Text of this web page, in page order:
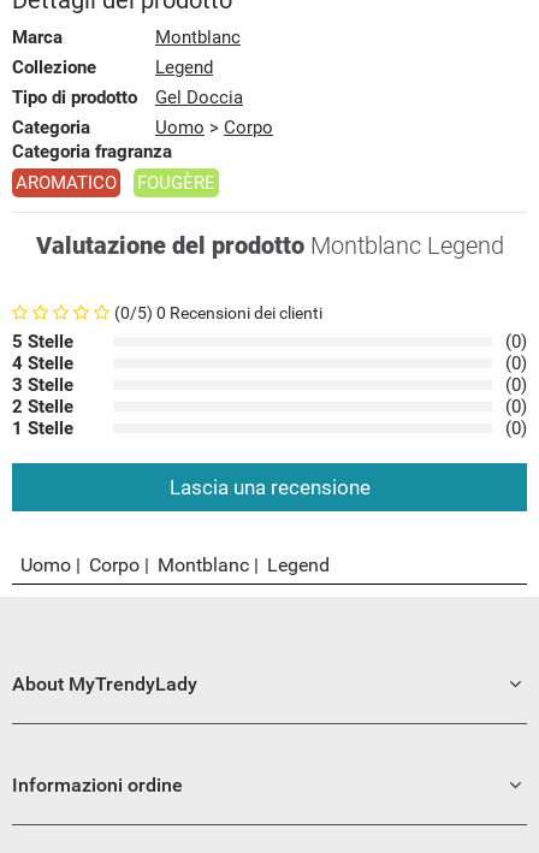
Marca
Montblanc
Collezione
Legend
Tipo di prodotto
Gel Doccia
Categoria
Uomo > Corpo
Categoria fragranza
AROMATICO
FOUGÈRE
Valutazione del prodotto Montblanc Legend
(0/5) 0 Recensioni dei clienti
5 Stelle
(0)
4 Stelle
(0)
3 Stelle
(0)
2 Stelle
(0)
1 Stelle
(0)
Lascia una recensione
Uomo Corpo Montblanc Legend
About MyTrendyLady
Informazioni ordine